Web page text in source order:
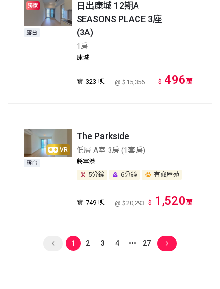
獨家
露台
日出康城 12期A
SEASONS PLACE 3座
(3A)
1房
康城
實 323 呎 @ $15,356 $ 496萬
VR
露台
The Parkside
低層 A室 3房 (1套房)
將軍澳
5分鐘
6分鐘 有寵屋苑
實 749 呎 @ $20,293 $ 1,520萬
1 2 3 4 27